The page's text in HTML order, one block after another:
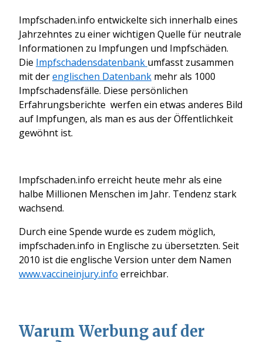
Impfschaden.info entwickelte sich innerhalb eines
Jahrzehntes zu einer wichtigen Quelle für neutrale
Informationen zu Impfungen und Impfschäden.
Die Impfschadensdatenbank umfasst zusammen
mit derenglischen Datenbank mehr als 1000
Impfschadensfälle. Diese persönlichen
Erfahrungsberichte werfen ein etwas anderes Bild
auf Impfungen, als man es aus der Öffentlichkeit
gewöhnt ist.
Impfschaden.info erreicht heute mehr als eine
halbe Millionen Menschen im Jahr. Tendenz stark
wachsend.
Durch eine Spende wurde es zudem möglich,
impfschaden.info in Englische zu übersetzten. Seit
2010 ist die englische Version unter dem Namen
www.vaccineinjury.info erreichbar.
Warum Werbung auf der